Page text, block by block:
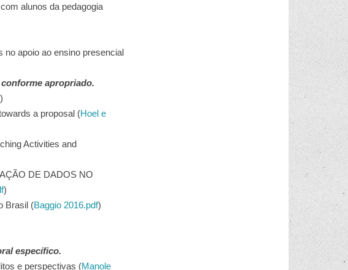
alunos da pedagogia
apoio ao ensino presencial
apropriado.
)
a proposal (Hoel e
Activities and
DE DADOS NO
)
Brasil (Baggio 2016.pdf)
específico.
e perspectivas (Manole